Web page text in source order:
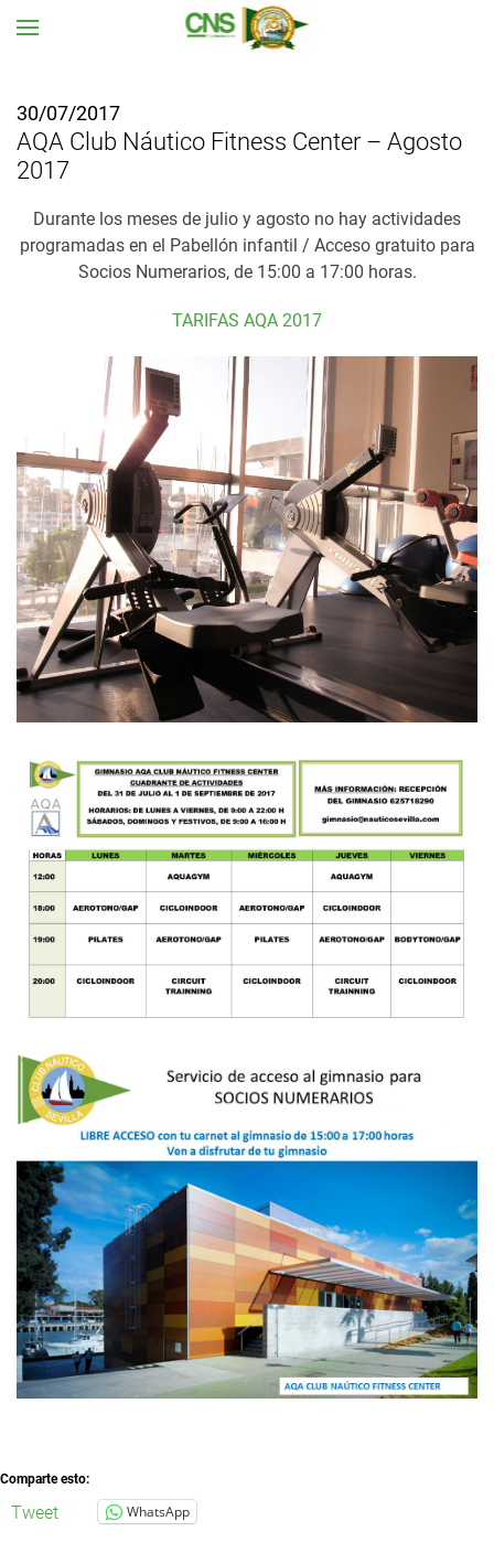
30/07/2017
AQA Club Náutico Fitness Center – Agosto
2017
Durante los meses de julio y agosto no hay actividades
programadas en el Pabellón infantil / Acceso gratuito para
Socios Numerarios, de 15:00 a 17:00 horas.
TARIFAS AQA 2017
Comparte esto:
Tweet WhatsApp